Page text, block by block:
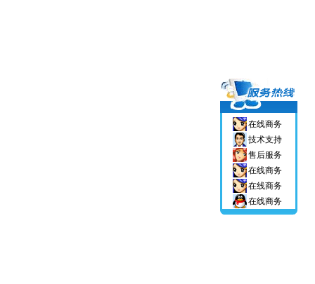
在线商务
技术支持
售后服务
在线商务
在线商务
在线商务